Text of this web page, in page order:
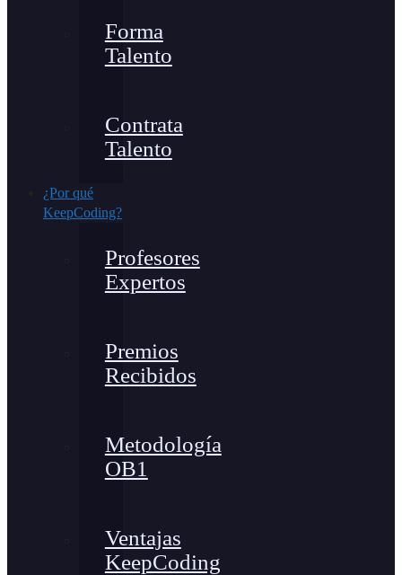
Forma
Talento
Contrata
Talento
¿Por qué
KeepCoding?
Profesores
Expertos
Premios
Recibidos
Metodología
OB1
Ventajas
KeepCoding